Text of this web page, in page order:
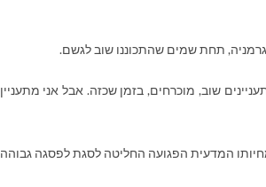
תחת שמים שהתכוננו שוב לגשם.
שוב, מוכרחים, בזמן שכזה. אבל אני מתעניין
המדעית הפגועה החליטה לסגת לפסגה גבוהה